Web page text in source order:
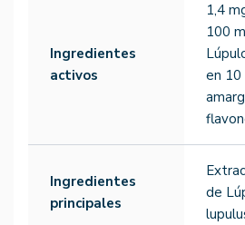
Ingredientes
activos
1,4
100
en 10
Ingredientes
principales
de